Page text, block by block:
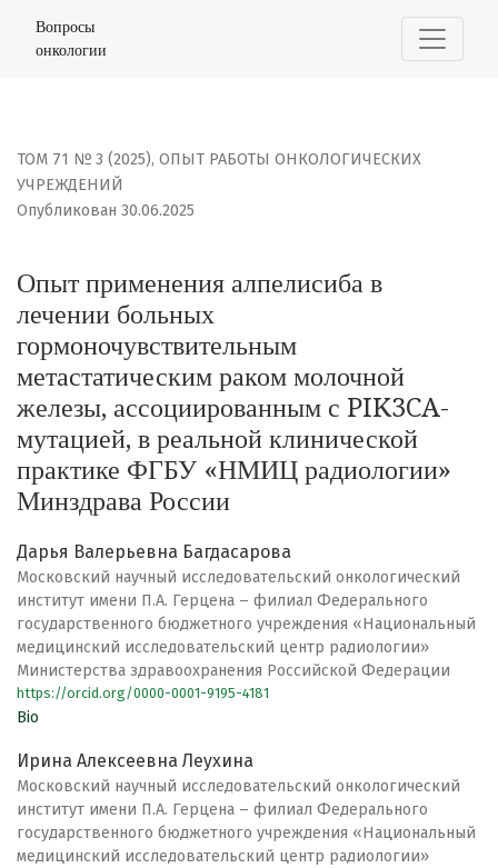
Опыт применения алпелисиба в лечении больных
Вопросы
онкологии
ТОМ 71 № 3 (2025), ОПЫТ РАБОТЫ ОНКОЛОГИЧЕСКИХ
УЧРЕЖДЕНИЙ
Опыт применения алпелисиба в
лечении больных
гормоночувствительным
метастатическим раком молочной
железы, ассоциированным с PIK3CA-
мутацией, в реальной клинической
практике ФГБУ «НМИЦ радиологии»
Минздрава России
Опубликован 30.06.2025
Дарья Валерьевна Багдасарова
Московский научный исследовательский онкологический
институт имени П.А. Герцена – филиал Федерального
государственного бюджетного учреждения «Национальный
медицинский исследовательский центр радиологии»
Министерства здравоохранения Российской Федерации
https://orcid.org/0000-0001-9195-4181
Bio
Ирина Алексеевна Леухина
Московский научный исследовательский онкологический
институт имени П.А. Герцена – филиал Федерального
государственного бюджетного учреждения «Национальный
медицинский исследовательский центр радиологии»